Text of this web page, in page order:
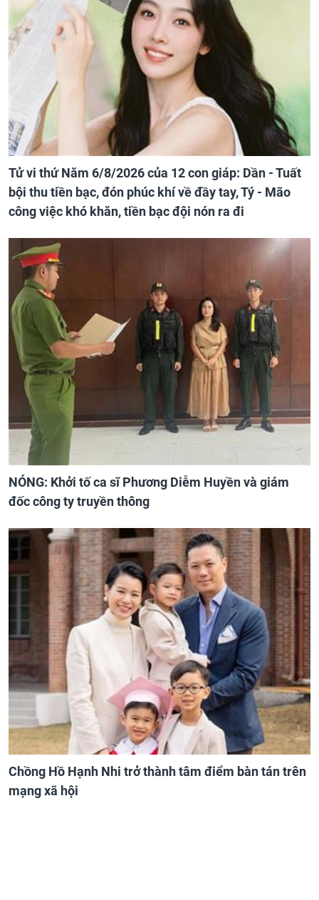
Tử vi thứ Năm 6/8/2026 của 12 con giáp: Dần - Tuất
bội thu tiền bạc, đón phúc khí về đầy tay, Tý - Mão
công việc khó khăn, tiền bạc đội nón ra đi
NÓNG: Khởi tố ca sĩ Phương Diễm Huyền và giám
đốc công ty truyền thông
Chồng Hồ Hạnh Nhi trở thành tâm điểm bàn tán trên
mạng xã hội